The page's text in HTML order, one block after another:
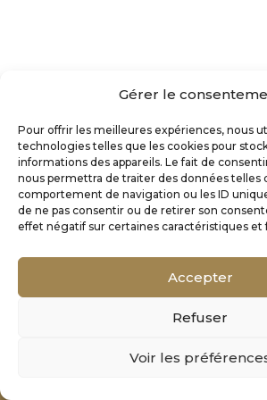
Gérer le
Pour offrir les meilleures expériences, nous
technologies telles que les cookies pour
informations des appareils. Le fait de
nous permettra de traiter des données telles
comportement de navigation ou les ID
de ne pas consentir ou de retirer son
effet négatif sur certaines caractéristiques et
Accepter
Refuser
Voir les
Mentions Légales